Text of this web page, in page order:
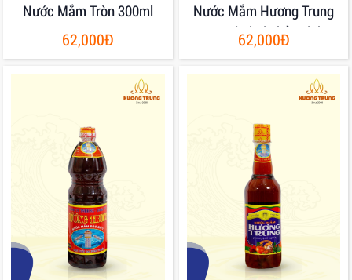
Nước Mắm Tròn 300ml
62,000Đ
Nước Mắm Hương Trung
500ml Chai Thủy Tinh
62,000Đ